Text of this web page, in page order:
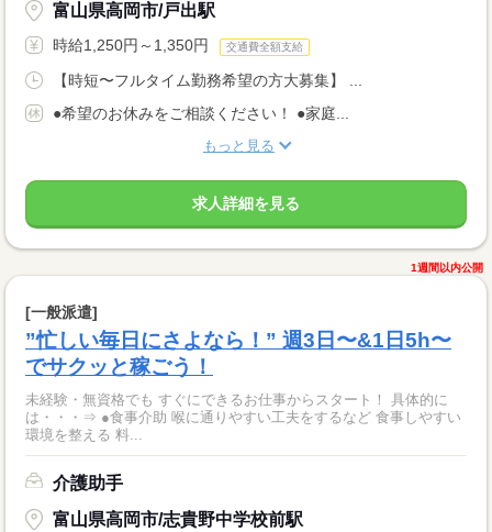
富山県高岡市/戸出駅
時給1,250円～1,350円 交通費全額支給
【時短〜フルタイム勤務希望の方大募集】 ...
●希望のお休みをご相談ください！ ●家庭...
もっと見る
求人詳細を見る
1週間以内公開
[一般派遣]
”忙しい毎日にさよなら！” 週3日〜&1日5h〜
でサクッと稼ごう！
未経験・無資格でも すぐにできるお仕事からスタート！ 具体的に
は・・・⇒ ●食事介助 喉に通りやすい工夫をするなど 食事しやすい
環境を整える 料...
介護助手
富山県高岡市/志貴野中学校前駅